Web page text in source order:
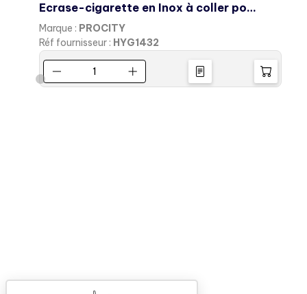
Ecrase-cigarette en Inox à coller pour corbeille OLBIA, LOSANGE
Marque : PROCITY
Réf fournisseur : HYG1432